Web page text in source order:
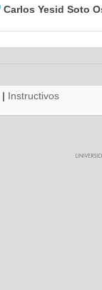
Carlos Yesid Soto
| Instructivos